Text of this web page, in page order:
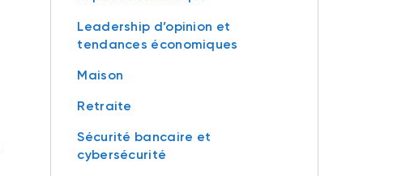
Leadership d’opinion et
tendances économiques
Maison
Retraite
Sécurité bancaire et
cybersécurité